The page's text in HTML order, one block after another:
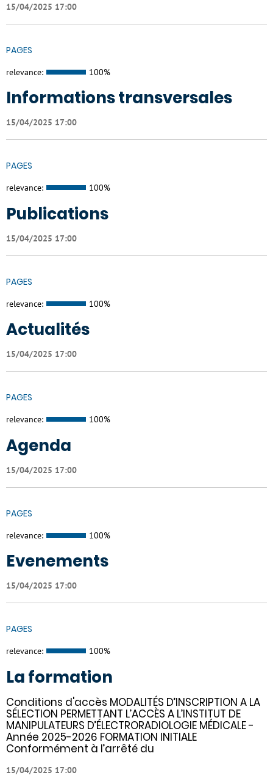
15/04/2025 17:00
PAGES
relevance: 100%
Informations transversales
15/04/2025 17:00
PAGES
relevance: 100%
Publications
15/04/2025 17:00
PAGES
relevance: 100%
Actualités
15/04/2025 17:00
PAGES
relevance: 100%
Agenda
15/04/2025 17:00
PAGES
relevance: 100%
Evenements
15/04/2025 17:00
PAGES
relevance: 100%
La formation
Conditions d'accès MODALITÉS D’INSCRIPTION A LA
SÉLECTION PERMETTANT L’ACCÈS A L’INSTITUT DE
MANIPULATEURS D’ÉLECTRORADIOLOGIE MÉDICALE -
Année 2025-2026 FORMATION INITIALE
Conformément à l’arrêté du
15/04/2025 17:00